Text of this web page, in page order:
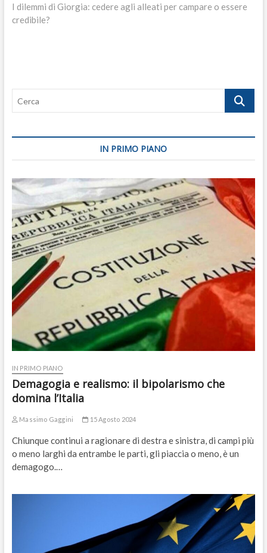
post:
I dilemmi di Giorgia: cedere agli alleati per campare o essere
credibile?
Cerca
IN PRIMO PIANO
IN PRIMO PIANO
Demagogia e realismo: il bipolarismo che
domina l’Italia
Massimo Gaggini 15 Agosto 2024
Chiunque continui a ragionare di destra e sinistra, di campi più
o meno larghi da entrambe le parti, gli piaccia o meno, è un
demagogo.…